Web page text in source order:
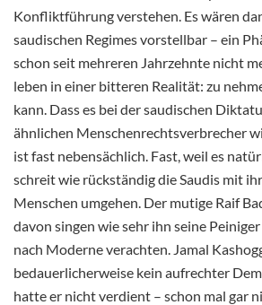
Konfliktführung verstehen. Es wären
saudischen Regimes vorstellbar – ein
schon seit mehreren Jahrzehnte nicht
leben in einer bitteren Realität: zu
kann. Dass es bei der saudischen
ähnlichen Menschenrechtsverbrecher
ist fast nebensächlich. Fast, weil es
schreit wie rückständig die Saudis mit
Menschen umgehen. Der mutige Raif
davon singen wie sehr ihn seine
nach Moderne verachten. Jamal
bedauerlicherweise kein aufrechter
hatte er nicht verdient – schon mal gar